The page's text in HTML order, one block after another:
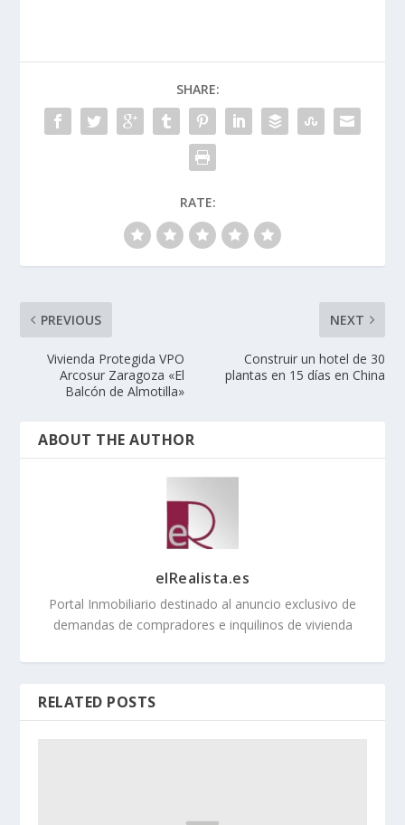
SHARE:
RATE:
PREVIOUS
Vivienda Protegida VPO
Arcosur Zaragoza «El
Balcón de Almotilla»
NEXT
Construir un hotel de 30
plantas en 15 días en China
ABOUT THE AUTHOR
elRealista.es
Portal Inmobiliario destinado al anuncio exclusivo de
demandas de compradores e inquilinos de vivienda
RELATED POSTS